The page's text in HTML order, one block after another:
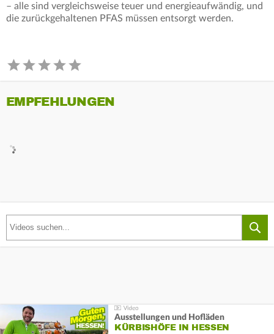
– alle sind vergleichsweise teuer und energieaufwändig, und
die zurückgehaltenen PFAS müssen entsorgt werden.
EMPFEHLUNGEN
Ausstellungen und Hofläden
KÜRBISHÖFE IN HESSEN